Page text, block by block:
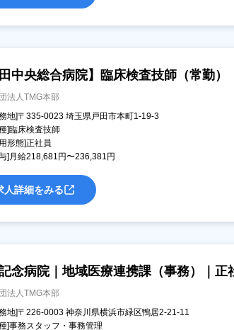
田中央総合病院】臨床検査技師（常勤）
法人TMG本部
地]〒335-0023 埼玉県戸田市本町1-19-3
]臨床検査技師
形態]正社員
]月給218,681円〜236,381円
人詳細をみる
念病院｜地域医療連携課（事務）｜正
法人TMG本部
地]〒226-0003 神奈川県横浜市緑区鴨居2-21-11
]事務スタッフ・事務管理